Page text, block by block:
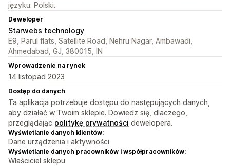
języku: Polski.
Deweloper
Starwebs technology
E9, Parul flats, Satellite Road, Nehru Nagar, Ambawadi,
Ahmedabad, GJ, 380015, IN
Wprowadzenie na rynek
14 listopad 2023
Dostęp do danych
Ta aplikacja potrzebuje dostępu do następujących danych,
aby działać w Twoim sklepie. Dowiedz się, dlaczego,
przeglądając politykę prywatności dewelopera.
Wyświetlanie danych klientów:
Dane urządzenia i aktywności
Wyświetlanie danych pracowników i współpracowników:
Właściciel sklepu